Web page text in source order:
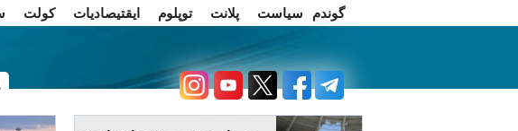
گوندم سیاست پلانت توپلوم ایقتیصادیات کولت